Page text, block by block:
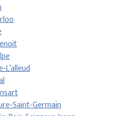
L’alleud
Saint-Germain